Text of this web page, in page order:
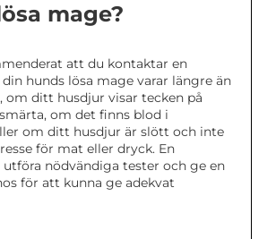
mage?
att du kontaktar en
hunds lösa mage varar längre än
om ditt husdjur visar tecken på
om det finns blod i
om ditt husdjur är slött och inte
för mat eller dryck. En
nödvändiga tester och ge en
för att kunna ge adekvat